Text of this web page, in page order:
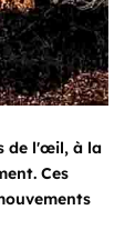
de l'œil, à la
Ces